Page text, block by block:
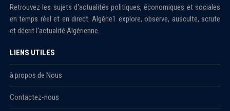
Retrouvez les sujets d'actualités politiques, économiques et sociales
en temps réel et en direct. Algérie1 explore, observe, ausculte, scrute
et décrit l'actualité Algérienne.
LIENS UTILES
à propos de Nous
Contactez-nous